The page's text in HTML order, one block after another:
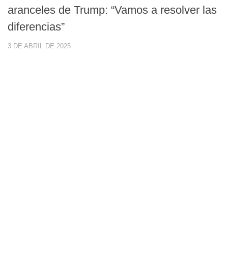
aranceles de Trump: “Vamos a resolver las
diferencias”
3 DE ABRIL DE 2025